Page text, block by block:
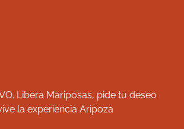
Libera Mariposas, pide tu deseo
la experiencia Aripoza